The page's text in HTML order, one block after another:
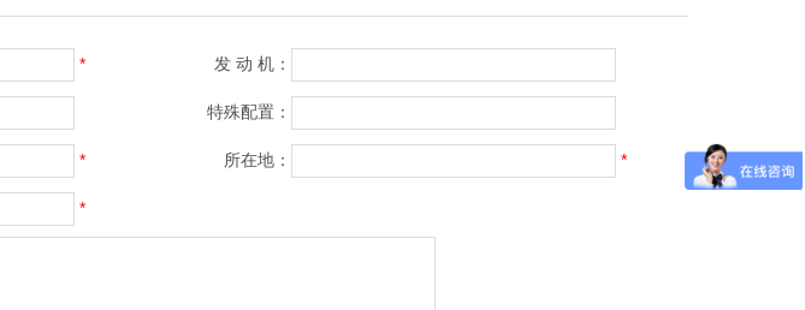
* 发 动 机：
特殊配置：
* 所在地： *
*